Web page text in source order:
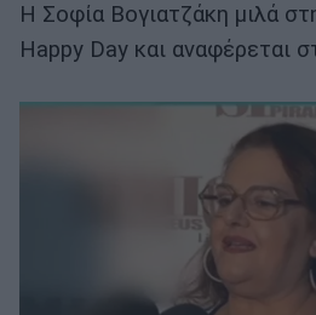
Η Σοφία Βογιατζάκη μιλά
Happy Day και αναφέρεται